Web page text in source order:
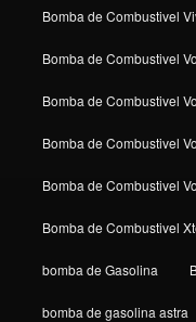
Bomba de Combustivel
Bomba de Combustivel
Bomba de Combustivel
Bomba de Combustivel
Bomba de Combustivel
Bomba de Combustivel
bomba de Gasolina
bomba de gasolina astra